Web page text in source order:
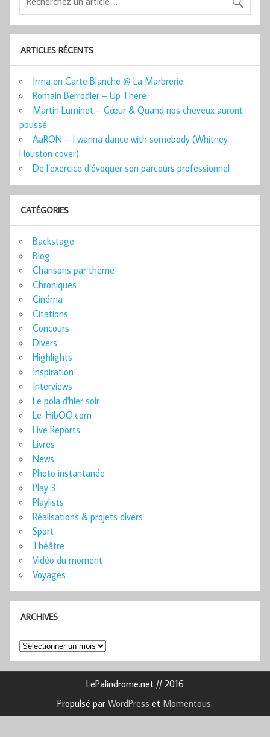
ARTICLES RÉCENTS
Irma en Carte Blanche @ La Marbrerie
Romain Berrodier – Up There
Martin Luminet – Cœur & Quand nos cheveux auront
poussé
AaRON – I wanna dance with somebody (Whitney
Houston cover)
De l’exercice d’évoquer son parcours professionnel
CATÉGORIES
Backstage
Blog
Chansons par thème
Chroniques
Cinéma
Citations
Concours
Divers
Highlights
Inspiration
Interviews
Le pola d'hier soir
Le-HibOO.com
Live Reports
Livres
News
Photo instantanée
Play 3
Playlists
Réalisations & projets divers
Sport
Théâtre
Vidéo du moment
Voyages
ARCHIVES
Archives
LePalindrome.net // 2016
Propulsé par WordPress et Momentous.